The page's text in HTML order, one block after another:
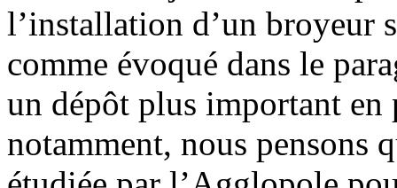
l’installation d’un broyeur
comme évoqué dans le
un dépôt plus important
notamment, nous pensons